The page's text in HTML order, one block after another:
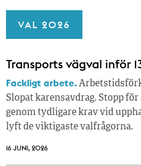
VAL 2026
Transports vägval inför
Fackligt arbete.
Slopat karensavdrag. Stopp
genom tydligare krav vid
lyft de viktigaste valfrågorna.
16 JUNI, 2026